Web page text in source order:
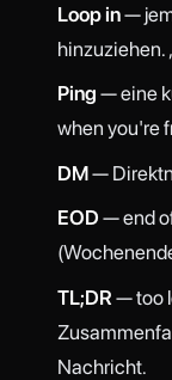
Loop in—
hinzuziehen.
Ping — eine
when you're
DM—
EOD — end
TL;DR — too
Nachricht.